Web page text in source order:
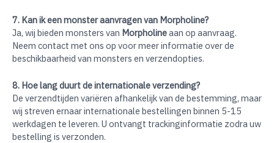
7. Kan ik een monster aanvragen van Morpholine?
Ja, wij bieden monsters van Morpholineaan op aanvraag.
Neem contact met ons op voor meer informatie over de
beschikbaarheid van monsters en verzendopties.
8. Hoe lang duurt de internationale verzending?
De verzendtijden variëren afhankelijk van de bestemming, maar
wij streven ernaar internationale bestellingen binnen 5-15
werkdagen te leveren. U ontvangt trackinginformatie zodra uw
bestelling is verzonden.